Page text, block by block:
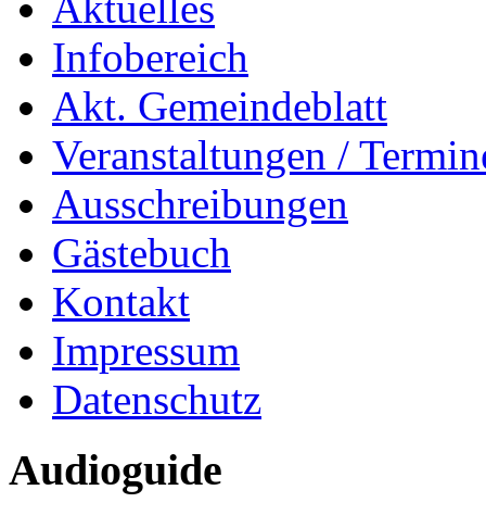
Infobereich
Akt. Gemeindeblatt
Veranstaltungen /
Ausschreibungen
Gästebuch
Kontakt
Impressum
Datenschutz
Audioguide